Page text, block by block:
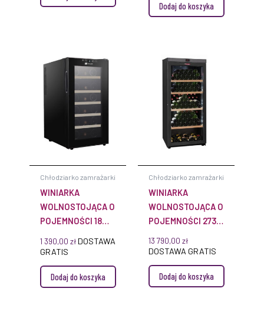
Dodaj do koszyka
Chłodziarko zamrażarki
WINIARKA
WOLNOSTOJĄCA O
POJEMNOŚCI 18
1 390,00 zł DOSTAWA
GRATIS
Dodaj do koszyka
Chłodziarko zamrażarki
WINIARKA
WOLNOSTOJĄCA O
POJEMNOŚCI 273
13 790,00 zł
DOSTAWA GRATIS
Dodaj do koszyka